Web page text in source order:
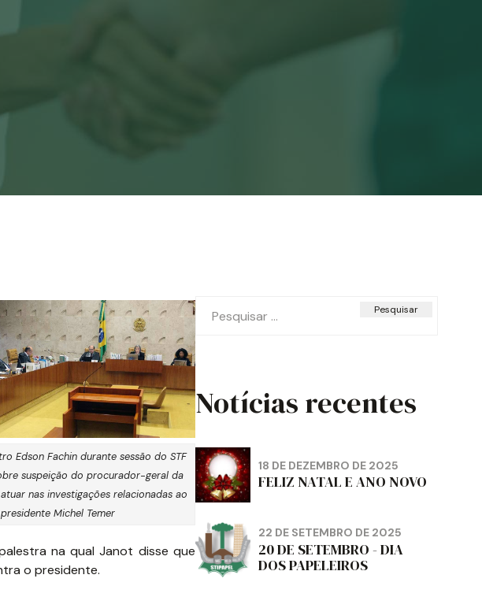
Edson Fachin durante sessão do STF
suspeição do procurador-geral da
nas investigações relacionadas ao
presidente Michel Temer
na qual Janot disse que
o presidente.
Pesquisar
por:
Notícias recentes
18 DE DEZEMBRO DE 2025
FELIZ NATAL E ANO NOVO
22 DE SETEMBRO DE 2025
20 DE SETEMBRO - DIA
DOS PAPELEIROS